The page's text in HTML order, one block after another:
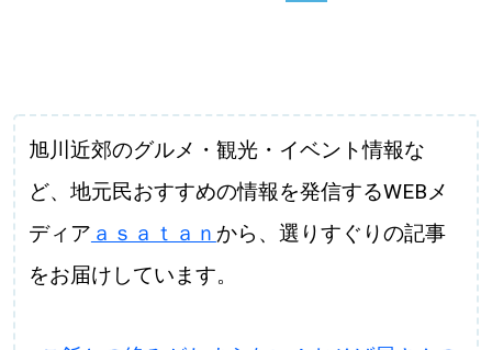
旭川近郊のグルメ・観光・イベント情報な
ど、地元民おすすめの情報を発信するWEBメ
ディア ａｓａｔａｎ から、選りすぐりの記事
をお届けしています。